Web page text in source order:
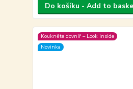
Do košíku - Add to
Koukněte dovniř – Look inside
Novinka